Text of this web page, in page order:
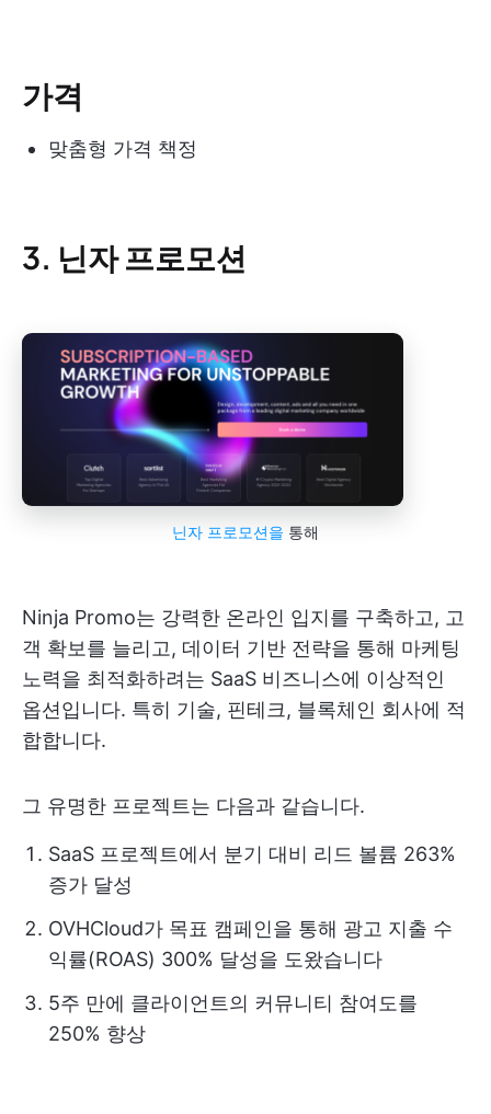
가격
맞춤형 가격 책정
3. 닌자 프로모션
닌자 프로모션을 통해
Ninja Promo는 강력한 온라인 입지를 구축하고, 고
객 확보를 늘리고, 데이터 기반 전략을 통해 마케팅
노력을 최적화하려는 SaaS 비즈니스에 이상적인
옵션입니다. 특히 기술, 핀테크, 블록체인 회사에 적
합합니다.
그 유명한 프로젝트는 다음과 같습니다.
SaaS 프로젝트에서 분기 대비 리드 볼륨 263%
증가 달성
OVHCloud가 목표 캠페인을 통해 광고 지출 수
익률(ROAS) 300% 달성을 도왔습니다
5주 만에 클라이언트의 커뮤니티 참여도를
250% 향상